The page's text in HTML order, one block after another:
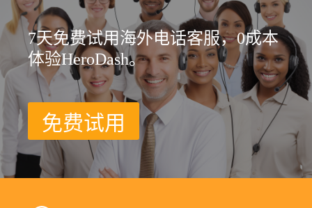
7天免费试用海外电话客服，0成本
体验HeroDash。
免费试用